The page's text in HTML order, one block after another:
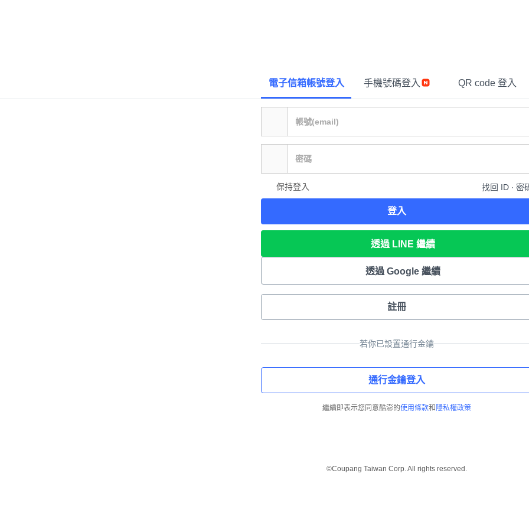
電子信箱帳號登入 手機號碼登入 QR code 登入
保持登入 找回 ID ∙ 密
登入
透過 LINE 繼續
透過 Google 繼續
註冊
若你已設置通行金鑰
通行金鑰登入
繼續即表示您同意酷澎的使用條款和 隱私權政策
©Coupang Taiwan Corp. All rights reserved.